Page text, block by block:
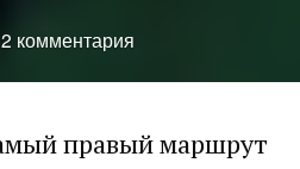
2 комментария
правый маршрут